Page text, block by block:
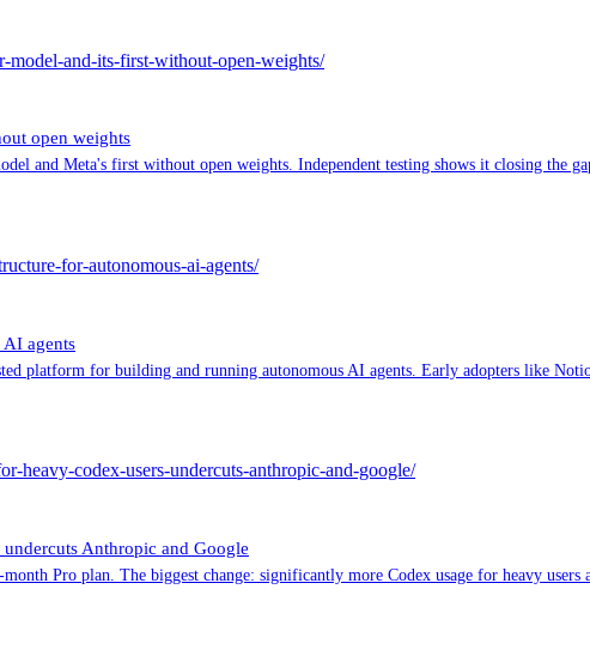
model-and-its-first-without-open-weights/
open weights
and Meta's first without open weights. Independent testing shows it closing the
for-autonomous-ai-agents/
agents
platform for building and running autonomous AI agents. Early adopters like
heavy-codex-users-undercuts-anthropic-and-google/
Anthropic and Google
Pro plan. The biggest change: significantly more Codex usage for heavy